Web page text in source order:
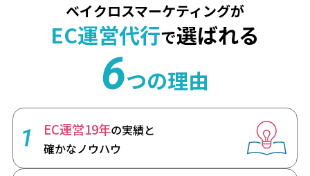
ベイクロスマーケティングが
EC運営代行で選ばれる
6つの理由
1 EC運営19年の実績と
確かなノウハウ